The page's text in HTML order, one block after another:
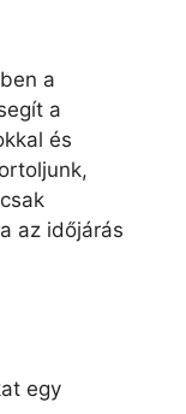
a
a
és
az időjárás
egy